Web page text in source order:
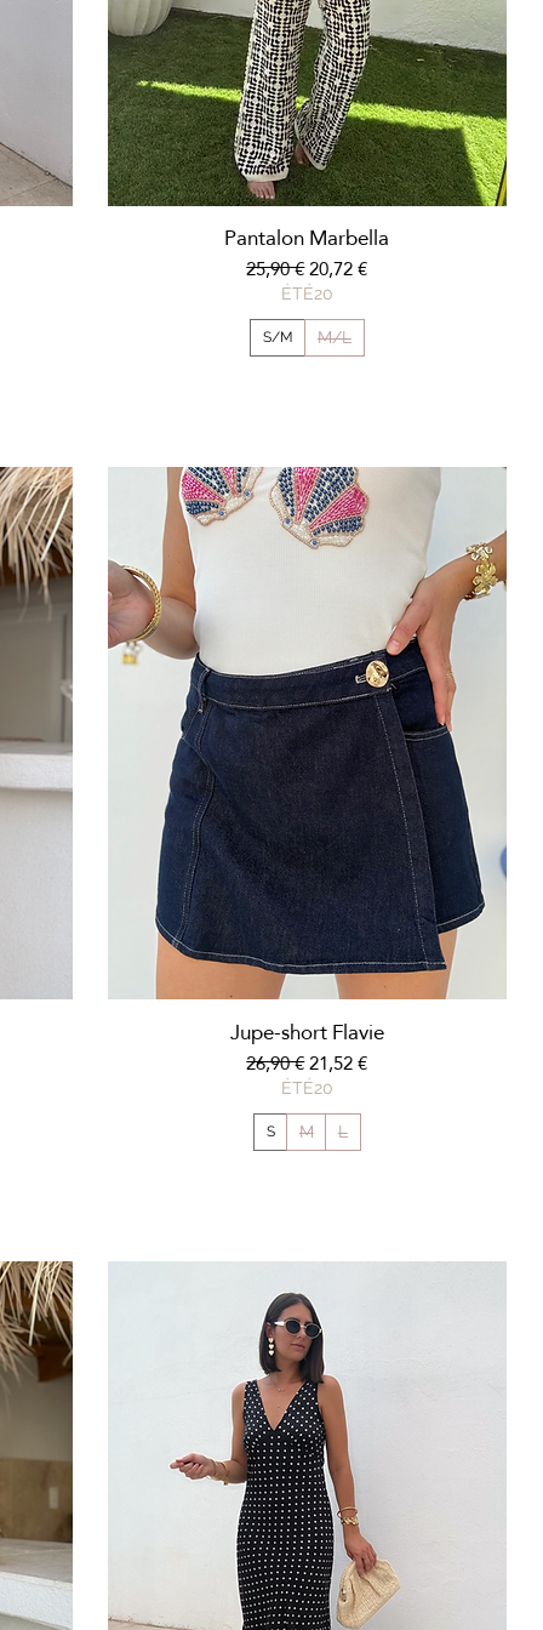
Aperçu rapide
Pantalon Marbella
Prix original
25,90 €Prix promotionnel
20,72 €
ÉTÉ20
S/M M/L
Aperçu rapide
Jupe-short Flavie
Prix original
26,90 €Prix promotionnel
21,52 €
ÉTÉ20
S M L